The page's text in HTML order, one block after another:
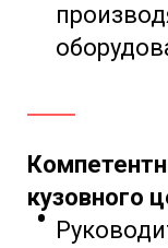
кузовного